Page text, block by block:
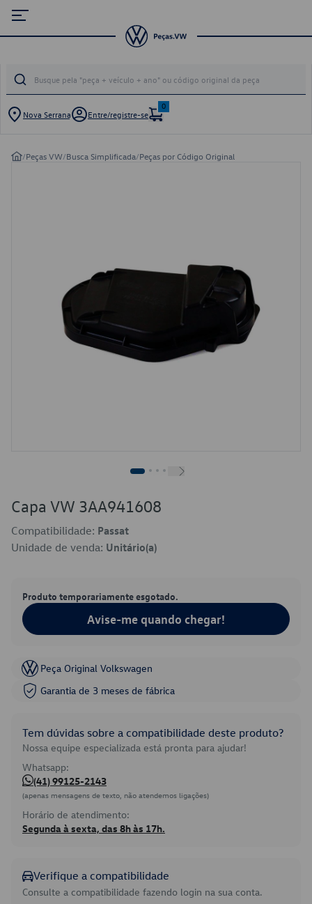
Nova Serrana Entre/registre-se
0
/Peças VW/Busca Simplificada/Peças por Código Original
Capa VW 3AA941608
Compatibilidade: Passat
Unidade de venda: Unitário(a)
Produto temporariamente esgotado.
Avise-me quando chegar!
Peça Original Volkswagen
Garantia de 3 meses de fábrica
Tem dúvidas sobre a compatibilidade deste produto?
Nossa equipe especializada está pronta para ajudar!
Whatsapp:
(41) 99125-2143
(apenas mensagens de texto, não atendemos ligações)
Horário de atendimento:
Segunda à sexta, das 8h às 17h.
Verifique a compatibilidade
Consulte a compatibilidade fazendo login na sua conta.